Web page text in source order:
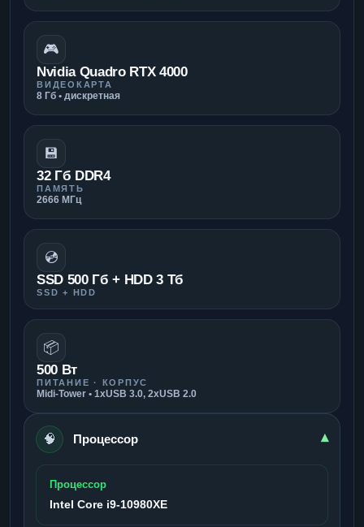
🎮
Nvidia Quadro RTX 4000
ВИДЕОКАРТА
8 Гб • дискретная
💾
32 Гб DDR4
ПАМЯТЬ
2666 МГц
💿
SSD 500 Гб + HDD 3 Тб
SSD + HDD
📦
500 Вт
ПИТАНИЕ · КОРПУС
Midi-Tower • 1xUSB 3.0, 2xUSB 2.0
🧠 Процессор ▾
Процессор
Intel Core i9-10980XE